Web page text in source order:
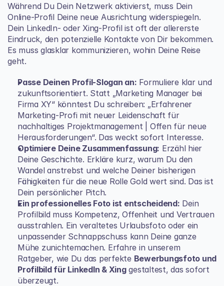
Während Du Dein Netzwerk aktivierst, muss Dein
Online-Profil Deine neue Ausrichtung widerspiegeln.
Dein LinkedIn- oder Xing-Profil ist oft der allererste
Eindruck, den potenzielle Kontakte von Dir bekommen.
Es muss glasklar kommunizieren, wohin Deine Reise
geht.
Passe Deinen Profil-Slogan an: Formuliere klar und
zukunftsorientiert. Statt „Marketing Manager bei
Firma XY“ könntest Du schreiben: „Erfahrener
Marketing-Profi mit neuer Leidenschaft für
nachhaltiges Projektmanagement | Offen für neue
Herausforderungen“. Das weckt sofort Interesse.
Optimiere Deine Zusammenfassung: Erzähl hier
Deine Geschichte. Erkläre kurz, warum Du den
Wandel anstrebst und welche Deiner bisherigen
Fähigkeiten für die neue Rolle Gold wert sind. Das ist
Dein persönlicher Pitch.
Ein professionelles Foto ist entscheidend: Dein
Profilbild muss Kompetenz, Offenheit und Vertrauen
ausstrahlen. Ein veraltetes Urlaubsfoto oder ein
unpassender Schnappschuss kann Deine ganze
Mühe zunichtemachen. Erfahre in unserem
Ratgeber, wie Du das perfekte Bewerbungsfoto und
Profilbild für LinkedIn & Xing gestaltest, das sofort
überzeugt.